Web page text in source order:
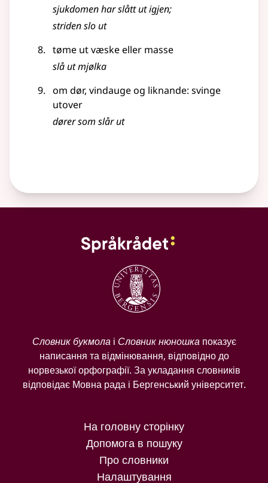
sjukdomen har slått ut igjen;
striden slo ut
tøme ut væske eller masse
slå ut mjølka
om dør, vindauge og liknande: svinge
utover
dører som slår ut
Словник букмолаі Словник нюношкапоказує
написання та відмінювання, відповідно до
норвезької орфографії. За укладання словників
відповідає Мовна рада і Бергенський університет.
На головну сторінку
Допомога в пошуку
Про словники
Налаштування